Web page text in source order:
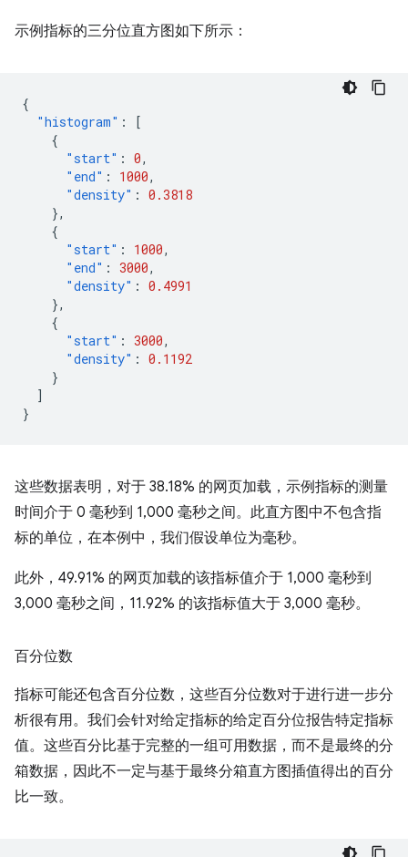
示例指标的三分位直方图如下所示：
{
"histogram" :
[
{
"start" : 0,
"end" : 1000,
"density" : 0.3818
},
{
"start" : 1000,
"end" : 3000,
"density" : 0.4991
},
{
"start" : 3000,
"density" : 0.1192
}
]
}
这些数据表明，对于 38.18% 的网页加载，示例指标的测量
时间介于 0 毫秒到 1,000 毫秒之间。此直方图中不包含指
标的单位，在本例中，我们假设单位为毫秒。
此外，49.91% 的网页加载的该指标值介于 1,000 毫秒到
3,000 毫秒之间，11.92% 的该指标值大于 3,000 毫秒。
百分位数
指标可能还包含百分位数，这些百分位数对于进行进一步分
析很有用。我们会针对给定指标的给定百分位报告特定指标
值。这些百分比基于完整的一组可用数据，而不是最终的分
箱数据，因此不一定与基于最终分箱直方图插值得出的百分
比一致。